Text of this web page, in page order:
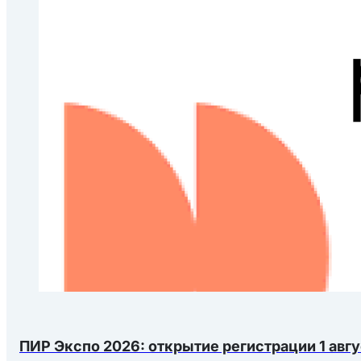
ПИР Экспо 2026: открытие регистрации 1